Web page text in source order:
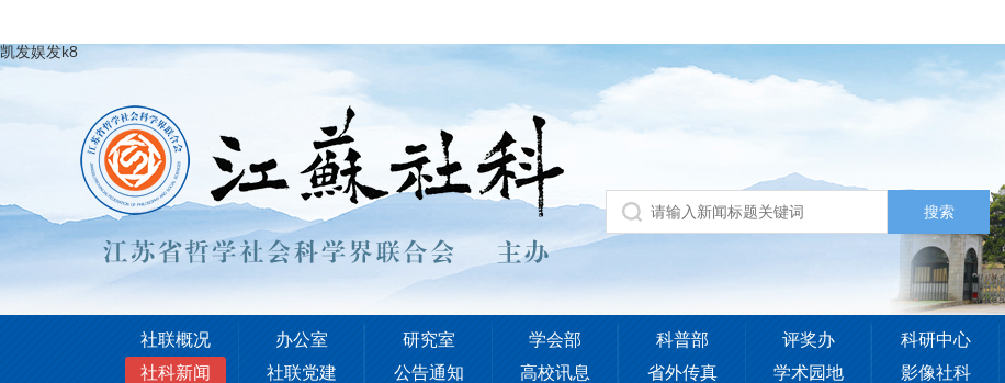
凯发娱发k8
社联概况 办公室 研究室 学会部 科普部 评奖办 科研中心
社科新闻
社联党建 公告通知 高校讯息 省外传真 学术园地 影像社科